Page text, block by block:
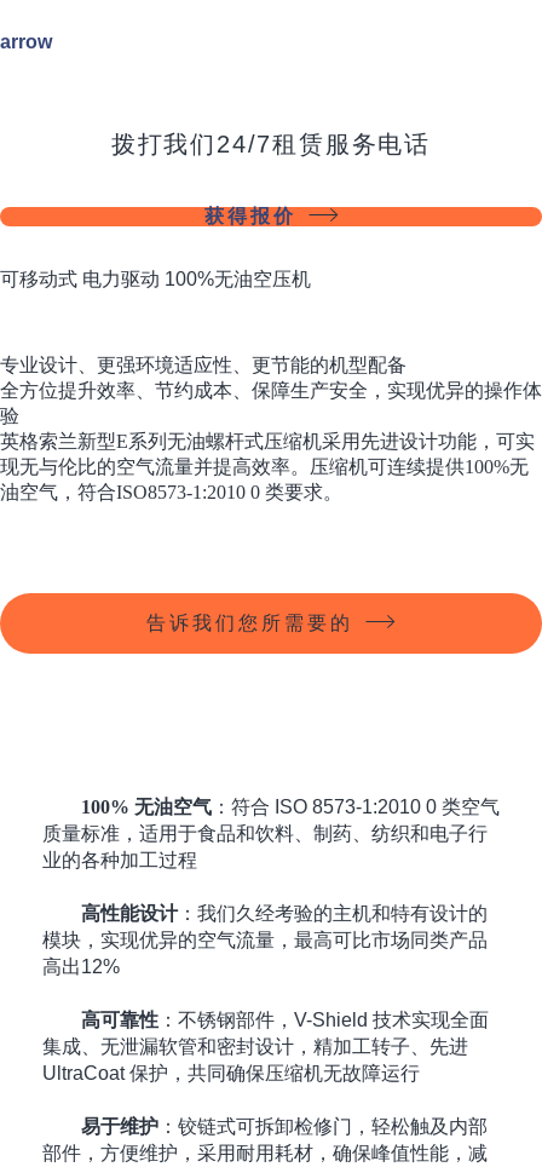
arrow
拨打我们24/7租赁服务电话
获得报价
可移动式 电力驱动 100%无油空压机
专业设计、更强环境适应性、更节能的机型配备
全方位提升效率、节约成本、保障生产安全，实现优异的操作体
验
英格索兰新型E系列无油螺杆式压缩机采用先进设计功能，可实
现无与伦比的空气流量并提高效率。压缩机可连续提供100%无
油空气，符合ISO8573-1:2010 0 类要求。
告诉我们您所需要的
100% 无油空气 ：符合 ISO 8573-1:2010 0 类空气
质量标准，适用于食品和饮料、制药、纺织和电子行
业的各种加工过程
高性能设计：我们久经考验的主机和特有设计的
模块，实现优异的空气流量，最高可比市场同类产品
高出12%
高可靠性 ：不锈钢部件，V-Shield 技术实现全面
集成、无泄漏软管和密封设计，精加工转子、先进
UltraCoat 保护，共同确保压缩机无故障运行
易于维护 ：铰链式可拆卸检修门，轻松触及内部
部件，方便维护，采用耐用耗材，确保峰值性能，减